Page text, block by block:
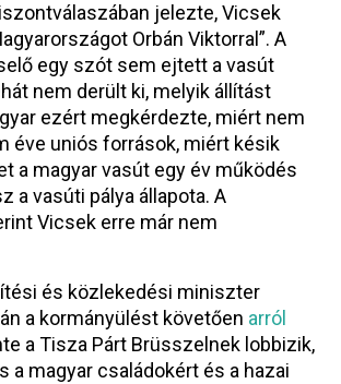
jelezte, Vicsek
Orbán Viktorral”. A
egy szót sem ejtett a vasút
nem derült ki, melyik állítást
ezért megkérdezte, miért nem
éve uniós források, miért késik
a magyar vasút egy év működés
a vasúti pálya állapota. A
Vicsek erre már nem
és közlekedési miniszter
a kormányülést követően arról
a Tisza Párt Brüsszelnek lobbizik,
a magyar családokért és a hazai